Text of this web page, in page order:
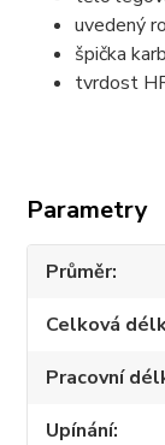
uvedený
špička
tvrdost
Parametry
Průměr
Celková
Pracovní
Upínání